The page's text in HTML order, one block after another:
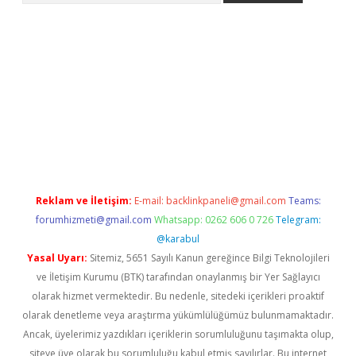
Reklam ve İletişim: E-mail: backlinkpaneli@gmail.com Teams:
forumhizmeti@gmail.com Whatsapp: 0262 606 0 726 Telegram:
@karabul
Yasal Uyarı: Sitemiz, 5651 Sayılı Kanun gereğince Bilgi Teknolojileri
ve İletişim Kurumu (BTK) tarafından onaylanmış bir Yer Sağlayıcı
olarak hizmet vermektedir. Bu nedenle, sitedeki içerikleri proaktif
olarak denetleme veya araştırma yükümlülüğümüz bulunmamaktadır.
Ancak, üyelerimiz yazdıkları içeriklerin sorumluluğunu taşımakta olup,
siteye üye olarak bu sorumluluğu kabul etmiş sayılırlar. Bu internet